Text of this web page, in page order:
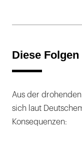
Diese
Aus der
sich laut
Konsequenzen: